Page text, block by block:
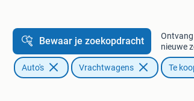
Bewaar je zoekopdracht
nieuwe
Auto's Vrachtwagens Te